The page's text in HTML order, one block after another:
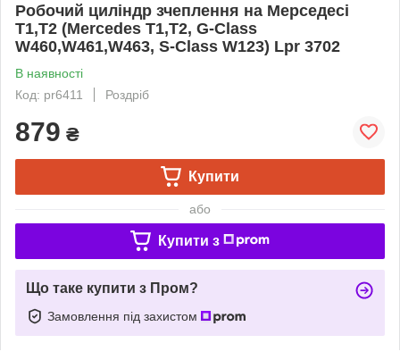
Робочий циліндр зчеплення на Мерседесі
Т1,Т2 (Mercedes T1,T2, G-Class
W460,W461,W463, S-Class W123) Lpr 3702
В наявності
Код: pr6411
Роздріб
879 ₴
Купити
або
Купити з
Що таке купити з Пром?
Замовлення під захистом